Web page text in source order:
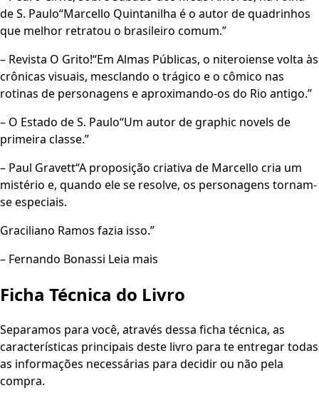
de S. Paulo“Marcello Quintanilha é o autor de quadrinhos
que melhor retratou o brasileiro comum.”
– Revista O Grito!“Em Almas Públicas, o niteroiense volta às
crônicas visuais, mesclando o trágico e o cômico nas
rotinas de personagens e aproximando-os do Rio antigo.”
– O Estado de S. Paulo“Um autor de graphic novels de
primeira classe.”
– Paul Gravett“A proposição criativa de Marcello cria um
mistério e, quando ele se resolve, os personagens tornam-
se especiais.
Graciliano Ramos fazia isso.”
– Fernando Bonassi Leia mais
Ficha Técnica do Livro
Separamos para você, através dessa ficha técnica, as
características principais deste livro para te entregar todas
as informações necessárias para decidir ou não pela
compra.